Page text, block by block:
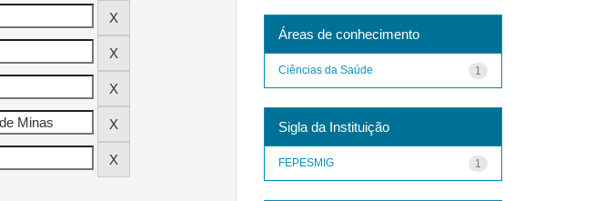
Áreas de conhecimento
1
Ciências da Saúde
Sigla da Instituição
1
FEPESMIG